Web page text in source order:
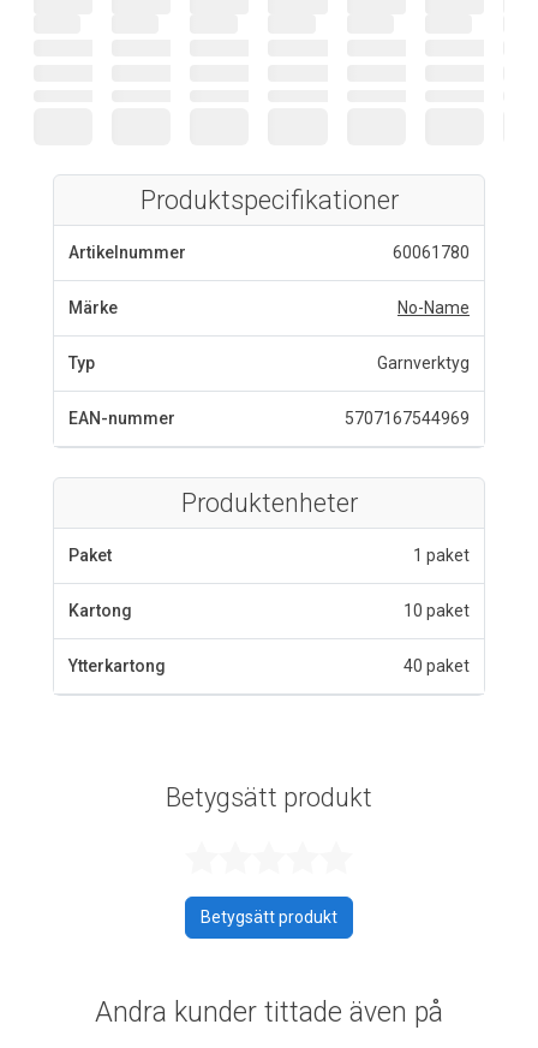
Produktspecifikationer
Artikelnummer 60061780
Märke No-Name
Typ Garnverktyg
EAN-nummer 5707167544969
Produktenheter
Paket 1 paket
Kartong 10 paket
Ytterkartong 40 paket
Betygsätt produkt
Betygsätt produkt
Andra kunder tittade även på